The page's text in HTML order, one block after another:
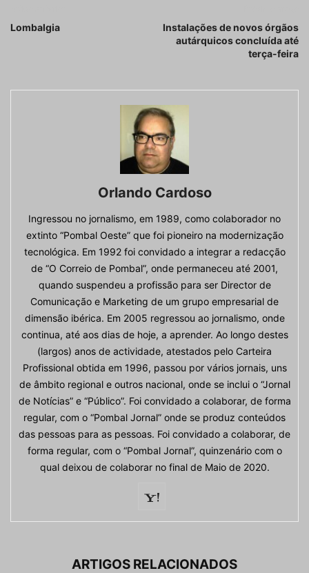
Lombalgia
Instalações de novos órgãos
autárquicos concluída até
terça-feira
Orlando Cardoso
Ingressou no jornalismo, em 1989, como colaborador no
extinto “Pombal Oeste” que foi pioneiro na modernização
tecnológica. Em 1992 foi convidado a integrar a redacção
de “O Correio de Pombal”, onde permaneceu até 2001,
quando suspendeu a profissão para ser Director de
Comunicação e Marketing de um grupo empresarial de
dimensão ibérica. Em 2005 regressou ao jornalismo, onde
continua, até aos dias de hoje, a aprender. Ao longo destes
(largos) anos de actividade, atestados pelo Carteira
Profissional obtida em 1996, passou por vários jornais, uns
de âmbito regional e outros nacional, onde se inclui o “Jornal
de Notícias” e “Público”. Foi convidado a colaborar, de forma
regular, com o “Pombal Jornal” onde se produz conteúdos
das pessoas para as pessoas. Foi convidado a colaborar, de
forma regular, com o “Pombal Jornal”, quinzenário com o
qual deixou de colaborar no final de Maio de 2020.
ARTIGOS RELACIONADOS